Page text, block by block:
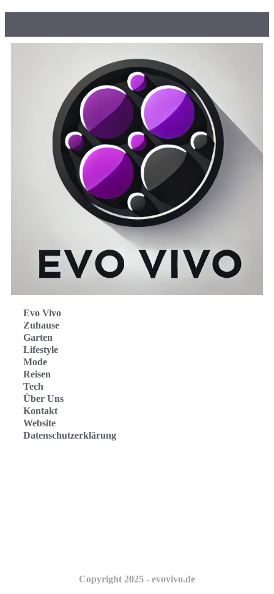
Evo Vivo
Zuhause
Garten
Lifestyle
Mode
Reisen
Tech
Über Uns
Kontakt
Website
Datenschutzerklärung
Copyright 2025 - evovivo.de